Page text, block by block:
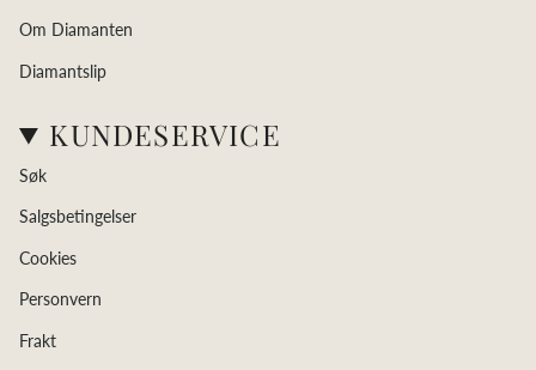
Om Diamanten
Diamantslip
KUNDESERVICE
Søk
Salgsbetingelser
Cookies
Personvern
Frakt